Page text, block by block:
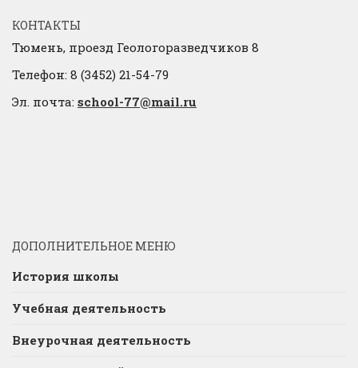
КОНТАКТЫ
Тюмень, проезд Геологоразведчиков 8
Телефон: 8 (3452) 21-54-79
Эл. почта: school-77@mail.ru
ДОПОЛНИТЕЛЬНОЕ МЕНЮ
История школы
Учебная деятельность
Внеурочная деятельность